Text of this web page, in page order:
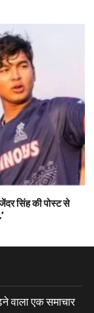
सिंह की पोस्ट से
वाला एक समाचार